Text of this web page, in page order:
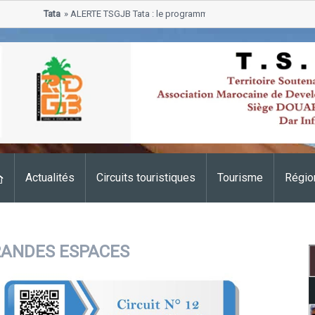
Actualités Circuits touristiques Tourisme
ALERTE TSGJB Tata : le programme de rehabilitation post-
progresse dans les zones sinistrees
ESPACES